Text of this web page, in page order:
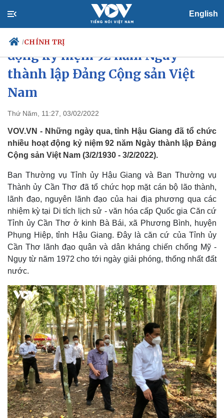
English
/CHÍNH TRỊ
Chính trị
Tổ chức nhân sự
Quốc hội
Nhận diện sự thật
Giáo dục
Dấu ấn VOV
Việc làm
Biển đảo
Hậu Giang tổ chức nhiều hoạt
động kỷ niệm 92 năm Ngày
thành lập Đảng Cộng sản Việt
Nam
Thứ Năm, 11:27, 03/02/2022
VOV.VN - Những ngày qua, tỉnh Hậu Giang đã tổ chức
nhiều hoạt động kỷ niệm 92 năm Ngày thành lập Đảng
Cộng sản Việt Nam (3/2/1930 - 3/2/2022).
Ban Thường vụ Tỉnh ủy Hậu Giang và Ban Thường vụ
Thành ủy Cần Thơ đã tổ chức họp mặt cán bộ lão thành,
lãnh đạo, nguyên lãnh đạo của hai địa phương qua các
nhiệm kỳ tại Di tích lịch sử - văn hóa cấp Quốc gia Căn cứ
Tỉnh ủy Cần Thơ ở kinh Bà Bái, xã Phương Bình, huyện
Phụng Hiệp, tỉnh Hậu Giang. Đây là căn cứ của Tỉnh ủy
Cần Thơ lãnh đạo quân và dân kháng chiến chống Mỹ -
Ngụy từ năm 1972 cho tới ngày giải phóng, thống nhất đất
nước.